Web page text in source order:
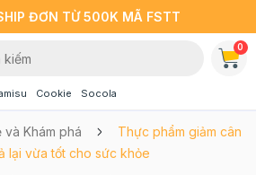
ĐƠN TỪ 500K MÃ FSTT
Cookie Socola
0
và Khám phá
Thực phẩm giảm cân
lại vừa tốt cho sức khỏe